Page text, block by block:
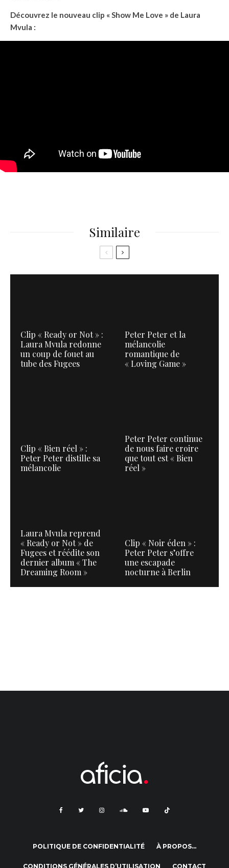
Découvrez le nouveau clip « Show Me Love » de Laura
Mvula :
Similaire
Clip « Ready or Not » :
Laura Mvula redonne
un coup de fouet au
tube des Fugees
Peter Peter et la
mélancolie
romantique de
« Loving Game »
Clip « Bien réel » :
Peter Peter distille sa
mélancolie
Peter Peter continue
de nous faire croire
que tout est « Bien
réel »
Laura Mvula reprend
« Ready or Not » de
Fugees et réédite son
dernier album « The
Dreaming Room »
Clip « Noir éden » :
Peter Peter s’offre
une escapade
nocturne à Berlin
POLITIQUE DE CONFIDENTIALITÉ À PROPOS…
CONDITIONS GÉNÉRALES D’UTILISATION CONTACT